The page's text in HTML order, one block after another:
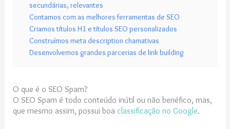
secundárias, relevantes
Contamos com as melhores ferramentas de SEO
Criamos títulos H1 e títulos SEO personalizados
Construímos meta description chamativas
Desenvolvemos grandes parcerias de link building
O que é o SEO Spam?
O SEO Spam é todo conteúdo inútil ou não benéfico, mas,
que mesmo assim, possui boaclassificação no Google.